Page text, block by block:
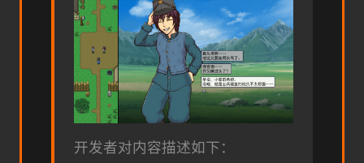
开发者对内容描述如下：